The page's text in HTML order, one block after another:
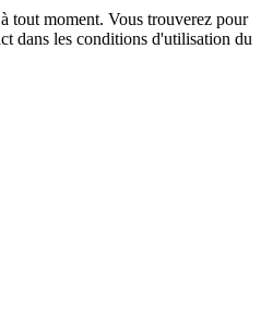
tout moment. Vous trouverez pour
dans les conditions d'utilisation du